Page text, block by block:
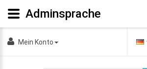
Mein Konto
Adminsprache